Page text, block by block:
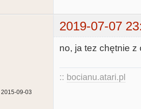
2019-07-07
2015-09-03
no, ja tez chętnie z
:: bocianu.atari.pl